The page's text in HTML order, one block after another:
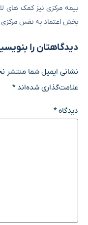
بیمه مرکزی نیز کمک های
بخش اعتماد به نفس مرکزی
دیدگاهتان را
نشانی ایمیل شما منتشر
علامت‌گذاری شده‌اند*
دیدگاه*